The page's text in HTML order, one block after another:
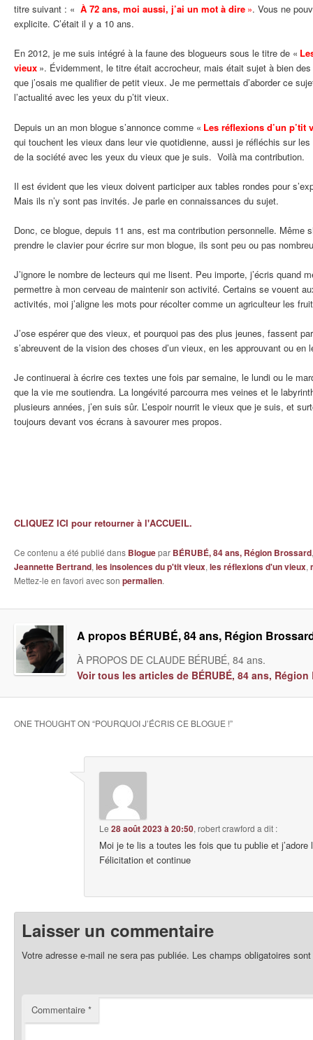
titre suivant : « À 72 ans, moi aussi, j’ai un mot à dire ». Vous ne
explicite. C’était il y a 10 ans.
En 2012, je me suis intégré à la faune des blogueurs sous le titre de «
vieux ». Évidemment, le titre était accrocheur, mais était sujet à bien
que j’osais me qualifier de petit vieux. Je me permettais d’aborder ce
l’actualité avec les yeux du p’tit vieux.
Depuis un an mon blogue s’annonce comme « Les réflexions d’un p’tit
qui touchent les vieux dans leur vie quotidienne, aussi je réfléchis sur
de la société avec les yeux du vieux que je suis. Voilà ma contribution.
Il est évident que les vieux doivent participer aux tables rondes pour
Mais ils n’y sont pas invités. Je parle en connaissances du sujet.
Donc, ce blogue, depuis 11 ans, est ma contribution personnelle. Même
prendre le clavier pour écrire sur mon blogue, ils sont peu ou pas
J’ignore le nombre de lecteurs qui me lisent. Peu importe, j’écris quand
permettre à mon cerveau de maintenir son activité. Certains se vouent
activités, moi j’aligne les mots pour récolter comme un agriculteur les
J’ose espérer que des vieux, et pourquoi pas des plus jeunes, fassent
s’abreuvent de la vision des choses d’un vieux, en les approuvant ou en
Je continuerai à écrire ces textes une fois par semaine, le lundi ou le
que la vie me soutiendra. La longévité parcourra mes veines et le
plusieurs années, j’en suis sûr. L’espoir nourrit le vieux que je suis, et
toujours devant vos écrans à savourer mes propos.
CLIQUEZ ICI pour retourner à l'ACCUEIL.
Ce contenu a été publié dans Bloguepar BÉRUBÉ, 84 ans, Région Brossard
Jeannette Bertrand, les insolences du p'tit vieux, les réflexions d'un vieux,
Mettez-le en favori avec son permalien.
A propos BÉRUBÉ, 84 ans, Région
À PROPOS DE CLAUDE BÉRUBÉ, 84 ans.
Voir tous les articles de BÉRUBÉ, 84 ans,
ONE THOUGHT ON “POURQUOI J’ÉCRIS CE BLOGUE !”
Le28 août 2023 à 20:50,robert crawford a dit :
Moi je te lis a toutes les fois que tu publie et
Félicitation et continue
Laisser un commentaire
Votre adresse e-mail ne sera pas publiée. Les champs obligatoires
Commentaire *